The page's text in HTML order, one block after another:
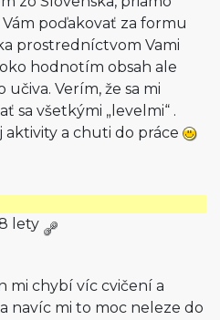
Vám poďakovať za formu
prostredníctvom Vami
hodnotím obsah ale
Verím, že sa mi
sa všetkými „levelmi“ .
aktivity a chuti do práce
lety
mi chybí víc cvičení a
navíc mi to moc neleze do